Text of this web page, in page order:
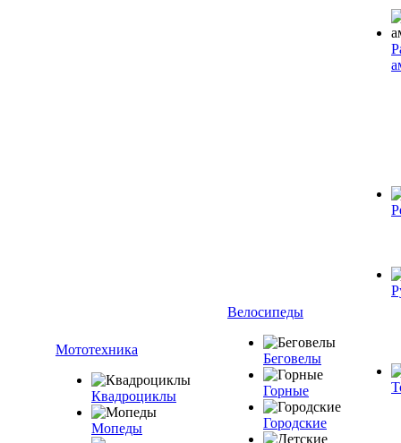
Мототехника
Квадроциклы
Мопеды
Велосипеды
Беговелы
Горные
Городские